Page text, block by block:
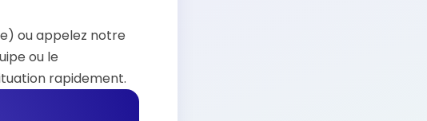
ou appelez notre
ou le
rapidement.